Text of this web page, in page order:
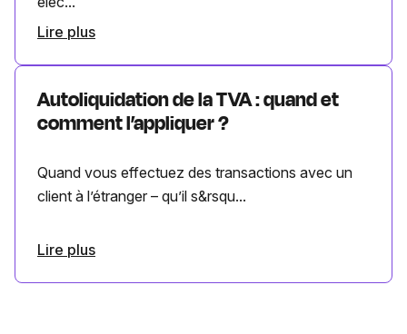
Lire plus
Autoliquidation de la TVA : quand et
comment l’appliquer ?
Quand vous effectuez des transactions avec un
client à l’étranger – qu’il s&rsqu...
Lire plus